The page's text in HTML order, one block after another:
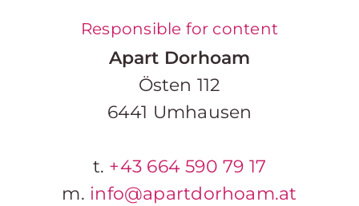
Responsible for content
Apart Dorhoam
Östen 112
6441 Umhausen
t. +43 664 590 79 17
m. info@apartdorhoam.at